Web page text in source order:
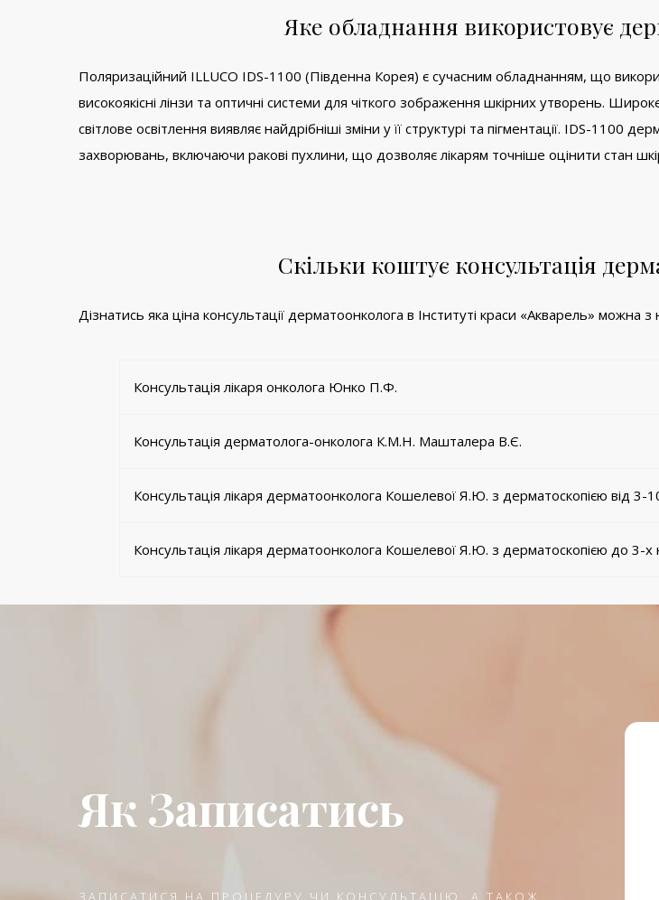
Яке обладнання використовує
Поляризаційний ILLUCO IDS-1100 (Південна Корея) є сучасним обладнанням, що
високоякісні лінзи та оптичні системи для чіткого зображення шкірних утворень.
світлове освітлення виявляє найдрібніші зміни у її структурі та пігментації. IDS-1100
захворювань, включаючи ракові пухлини, що дозволяє лікарям точніше оцінити стан
Скільки коштує консультація
Дізнатись яка ціна консультації дерматоонколога в Інституті краси «Акварель» можна
Консультація лікаря онколога Юнко П.Ф.
Консультація дерматолога-онколога К.М.Н. Машталера В.Є.
Консультація лікаря дерматоонколога Кошелевої Я.Ю. з дерматоскопією від 3-
Консультація лікаря дерматоонколога Кошелевої Я.Ю. з дерматоскопією до 3-
Як Записатись
ЗАПИСАТИСЯ НА ПРОЦЕДУРУ ЧИ КОНСУЛЬТАЦІЮ, А ТАКОЖ